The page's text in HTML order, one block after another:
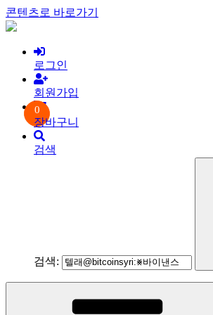
콘텐츠로 바로가기
로그인
회원가입
0
장바구니
검색
검색: